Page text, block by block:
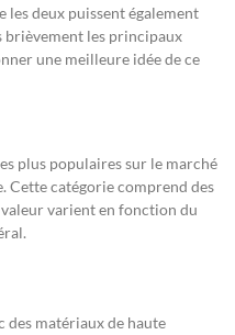
les deux puissent également
brièvement les principaux
une meilleure idée de ce
plus populaires sur le marché
Cette catégorie comprend des
valeur varient en fonction du
des matériaux de haute